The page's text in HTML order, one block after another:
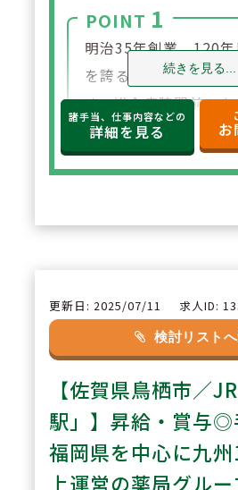
POINT 1
明治35年創業、120
を誇る、福岡本社の
す。総合病院門前、
ール、個人医院門前
舗、地域連携薬局、
POINT 2
【チャレンジ精神をお
同社でユニークアイ
しております♪】大
クター、薬剤戦師オ
剤師Youtuberなど、
リアが同社にあります
続きを見る...
諸手当、仕事内容などの
詳細を見る お
更新日: 2025/07/11 求人ID:
検討リスト
【佐賀県鳥栖市／
駅」】昇給・賞与
福岡県を中心に九
上運営の薬局グル